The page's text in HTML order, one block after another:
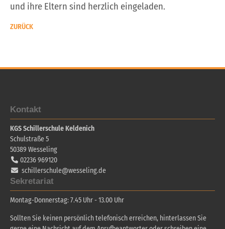
und ihre Eltern sind herzlich eingeladen.
ZURÜCK
Kontakt
KGS Schillerschule Keldenich
Schulstraße 5
50389 Wesseling
02236 969120
schillerschule@wesseling.de
Sekretariat
Montag-Donnerstag: 7.45 Uhr - 13.00 Uhr
Sollten Sie keinen persönlich telefonisch erreichen, hinterlassen Sie